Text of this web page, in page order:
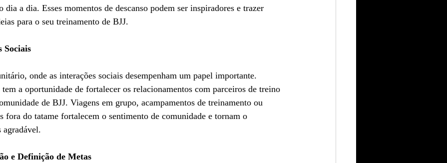
dia a dia. Esses momentos de descanso podem ser inspiradores e trazer
para o seu treinamento de BJJ.
Sociais
onde as interações sociais desempenham um papel importante.
a oportunidade de fortalecer os relacionamentos com parceiros de treino
de BJJ. Viagens em grupo, acampamentos de treinamento ou
fora do tatame fortalecem o sentimento de comunidade e tornam o
agradável.
e Definição de Metas